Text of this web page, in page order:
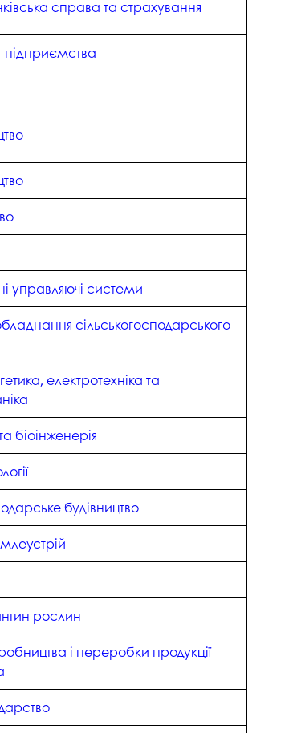
робіт (послуг)
справа та страхування
управляючі системи
сільськогосподарського
електротехніка та
біоінженерія
будівництво
рослин
і переробки продукції